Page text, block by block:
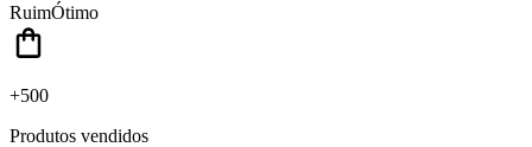
RuimÓtimo
+500
Produtos vendidos